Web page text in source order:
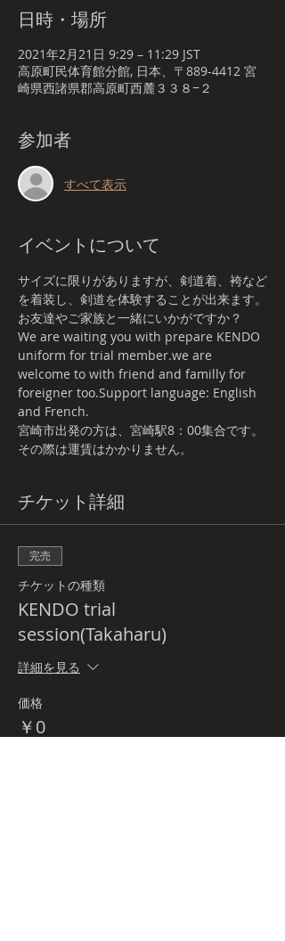
日時・場所
2021年2月21日 9:29 – 11:29 JST
高原町民体育館分館, 日本、〒889-4412 宮
崎県西諸県郡高原町西麓３３８−２
参加者
すべて表示
イベントについて
サイズに限りがありますが、剣道着、袴など
を着装し、剣道を体験することが出来ます。
お友達やご家族と一緒にいかがですか？
We are waiting you with prepare KENDO
uniform for trial member.we are
welcome to with friend and familly for
foreigner too.Support language: English
and French.
宮崎市出発の方は、宮崎駅8：00集合です。
その際は運賃はかかりません。
チケット詳細
完売
チケットの種類
KENDO trial
session(Takaharu)
詳細を見る
価格
￥0